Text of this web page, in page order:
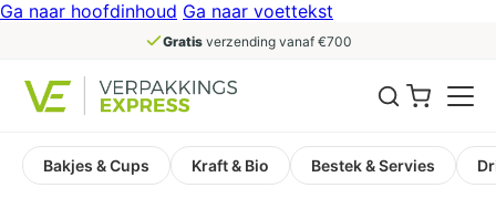
Ga naar hoofdinhoud Ga naar voettekst
Gratisverzending vanaf €700
Bakjes & Cups Kraft & Bio Bestek & Servies